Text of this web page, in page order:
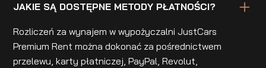
JAKIE SĄ DOSTĘPNE METODY PŁATNOŚCI?
Rozliczeń za wynajem w wypożyczalni JustCars
Premium Rent można dokonać za pośrednictwem
przelewu, karty płatniczej, PayPal, Revolut,